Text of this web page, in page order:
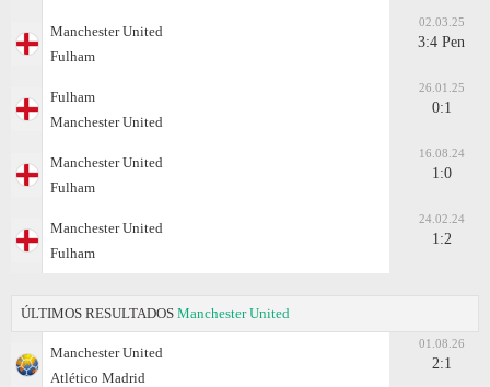
Manchester United
Fulham
02.03.25
3:4 Pen
Fulham
Manchester United
26.01.25
0:1
Manchester United
Fulham
16.08.24
1:0
Manchester United
Fulham
24.02.24
1:2
ÚLTIMOS RESULTADOS Manchester United
Manchester United
Atlético Madrid
01.08.26
2:1